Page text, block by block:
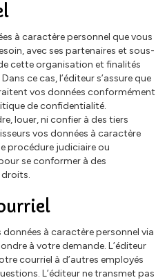
à caractère personnel que vous
avec ses partenaires et sous-
cette organisation et finalités
ce cas, l’éditeur s’assure que
vos données conformément
de confidentialité.
louer, ni confier à des tiers
vos données à caractère
procédure judiciaire ou
se conformer à des
données à caractère personnel via
à votre demande. L’éditeur
courriel à d’autres employés
L’éditeur ne transmet pas